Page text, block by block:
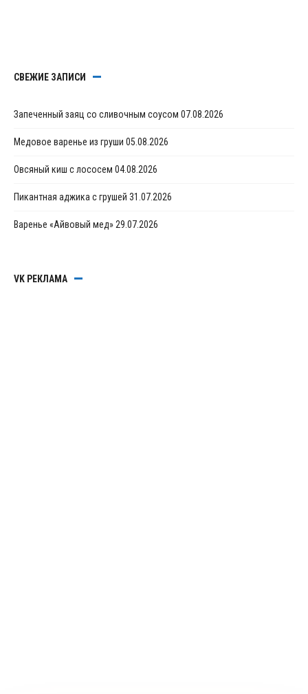
СВЕЖИЕ ЗАПИСИ
Запеченный заяц со сливочным соусом 07.08.2026
Медовое варенье из груши 05.08.2026
Овсяный киш с лососем 04.08.2026
Пикантная аджика с грушей 31.07.2026
Варенье «Айвовый мед» 29.07.2026
VK РЕКЛАМА